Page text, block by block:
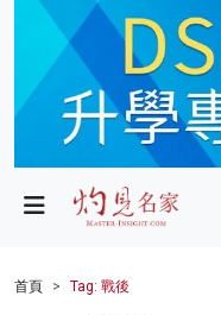
政局
財經
首頁 Tag: 戰後